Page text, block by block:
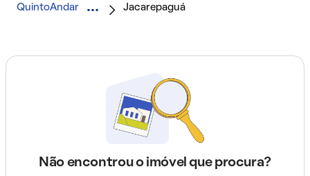
QuintoAndar Jacarepaguá
Não encontrou o imóvel que procura?